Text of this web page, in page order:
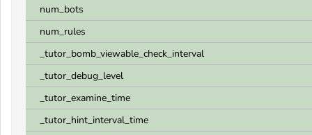
num_bots
num_rules
_tutor_bomb_viewable_check_interval
_tutor_debug_level
_tutor_examine_time
_tutor_hint_interval_time